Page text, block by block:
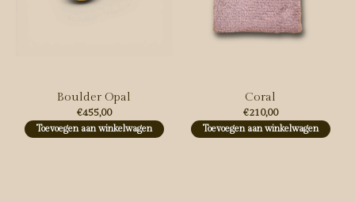
Boulder Opal
€455,00
Toevoegen aan winkelwagen
Coral
€210,00
Toevoegen aan winkelwagen